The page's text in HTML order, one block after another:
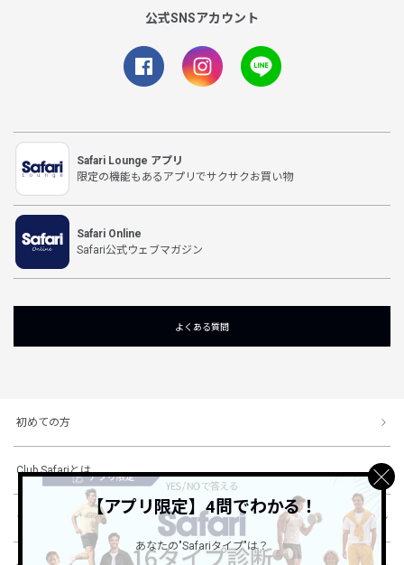
公式SNSアカウント
Safari Lounge アプリ
限定の機能もあるアプリでサクサクお買い物
Safari Online
Safari公式ウェブマガジン
よくある質問
初めての方
Club Safariとは
ショッピングガイド
【アプリ限定】4問でわかる！
あなたの"Safariタイプ"は？